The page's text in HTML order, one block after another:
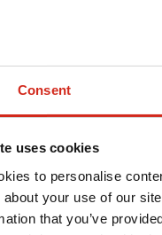
Consent
uses cookies
to personalise
about your use of our
that you’ve